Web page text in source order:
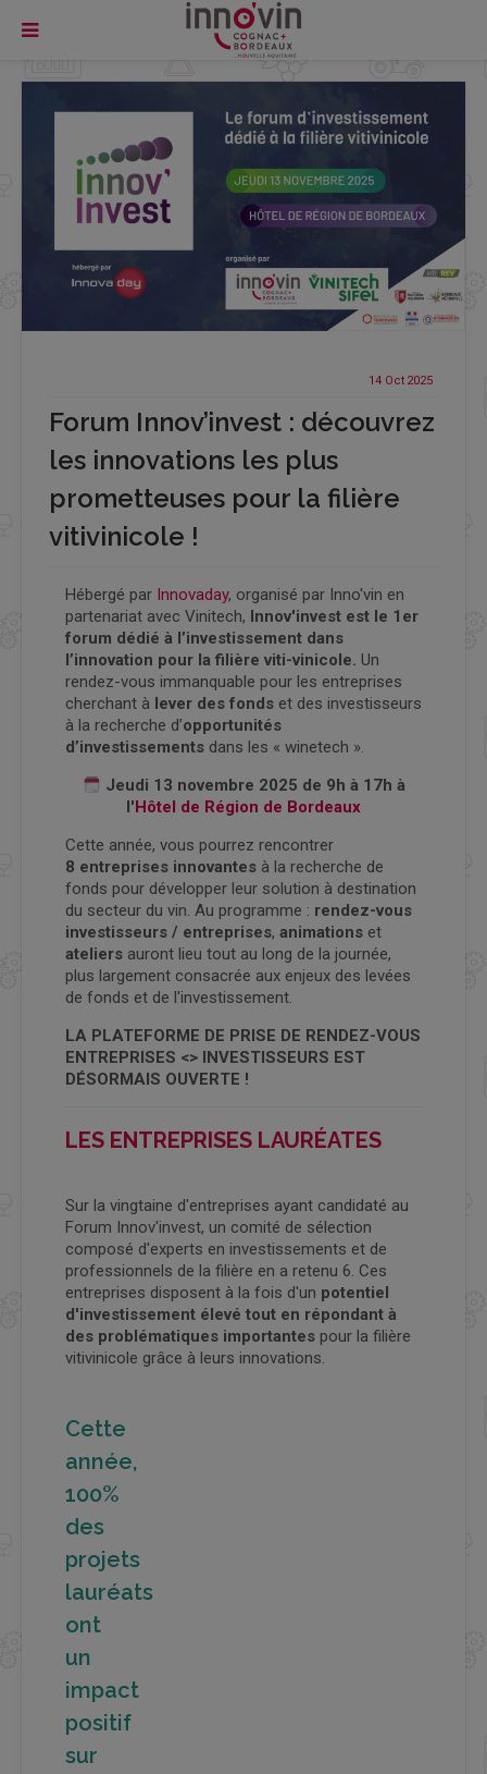
14 Oct 2025
Forum Innov’invest : découvrez
les innovations les plus
prometteuses pour la filière
vitivinicole !
Hébergé par Innovaday, organisé par Inno'vin en
partenariat avec Vinitech, Innov'invest est le 1er
forum dédié à l’investissement dans
l’innovation pour la filière viti-vinicole. Un
rendez-vous immanquable pour les entreprises
cherchant à lever des fonds et des investisseurs
à la recherche d’opportunités
d’investissements dans les « winetech ».
Jeudi 13 novembre 2025 de 9h à 17h à
l' Hôtel de Région de Bordeaux
Cette année, vous pourrez rencontrer
8 entreprises innovantes à la recherche de
fonds pour développer leur solution à destination
du secteur du vin. Au programme : rendez-vous
investisseurs / entreprises, animations et
ateliers auront lieu tout au long de la journée,
plus largement consacrée aux enjeux des levées
de fonds et de l'investissement.
LA PLATEFORME DE PRISE DE RENDEZ-VOUS
ENTREPRISES <> INVESTISSEURS EST
DÉSORMAIS OUVERTE !
LES ENTREPRISES LAURÉATES
Sur la vingtaine d'entreprises ayant candidaté au
Forum Innov'invest, un comité de sélection
composé d'experts en investissements et de
professionnels de la filière en a retenu 6. Ces
entreprises disposent à la fois d'un potentiel
d'investissement élevé tout en répondant à
des problématiques importantes pour la filière
vitivinicole grâce à leurs innovations.
Cette
année,
100%
des
projets
lauréats
ont
un
impact
positif
sur